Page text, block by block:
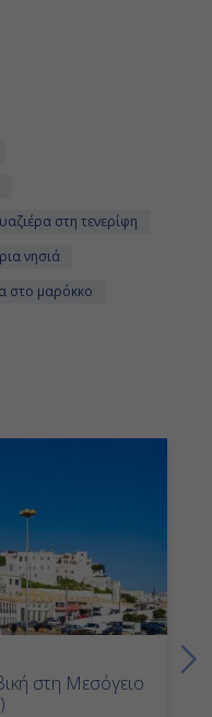
Ημέρα 11
στη τενερίφη
νησιά
στο μαρόκκο
στη Μεσόγειο